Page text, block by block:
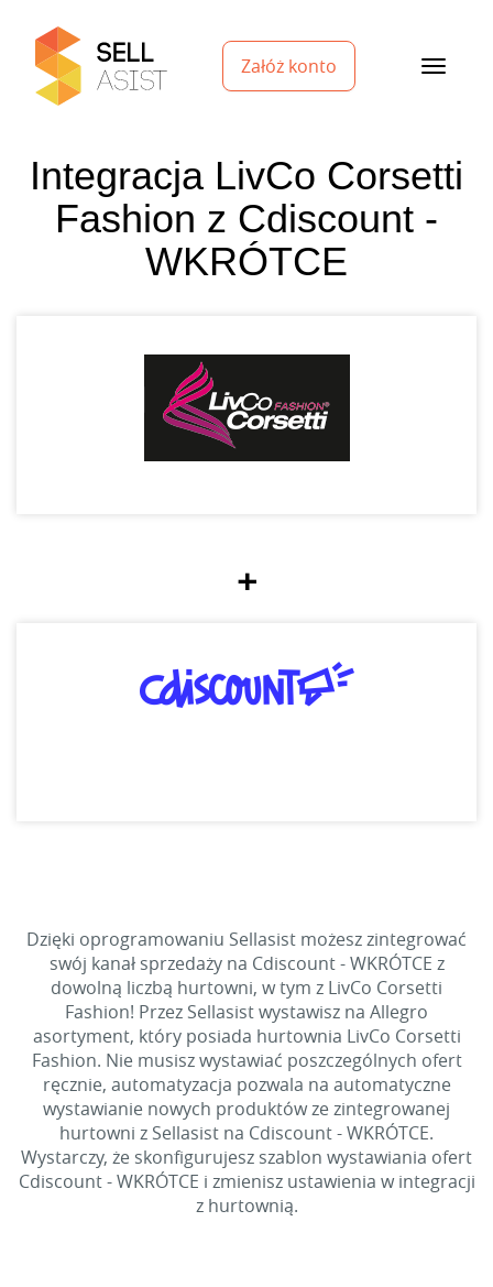
Załóż konto
Integracja LivCo Corsetti
Fashion z Cdiscount -
WKRÓTCE
+
Dzięki oprogramowaniu Sellasist możesz zintegrować
swój kanał sprzedaży na Cdiscount - WKRÓTCE z
dowolną liczbą hurtowni, w tym z LivCo Corsetti
Fashion! Przez Sellasist wystawisz na Allegro
asortyment, który posiada hurtownia LivCo Corsetti
Fashion. Nie musisz wystawiać poszczególnych ofert
ręcznie, automatyzacja pozwala na automatyczne
wystawianie nowych produktów ze zintegrowanej
hurtowni z Sellasist na Cdiscount - WKRÓTCE.
Wystarczy, że skonfigurujesz szablon wystawiania ofert
Cdiscount - WKRÓTCE i zmienisz ustawienia w integracji
z hurtownią.